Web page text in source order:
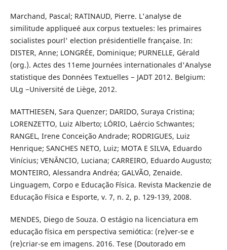
Marchand, Pascal; RATINAUD, Pierre. L'analyse de
similitude appliqueé aux corpus textueles: les primaires
socialistes pourl' election présidentielle française. In:
DISTER, Anne; LONGRÉE, Dominique; PURNELLE, Gérald
(org.). Actes des 11eme Journées internationales d'Analyse
statistique des Données Textuelles − JADT 2012. Belgium:
ULg −Université de Liège, 2012.
MATTHIESEN, Sara Quenzer; DARIDO, Suraya Cristina;
LORENZETTO, Luiz Alberto; LÓRIO, Laércio Schwantes;
RANGEL, Irene Conceição Andrade; RODRIGUES, Luiz
Henrique; SANCHES NETO, Luiz; MOTA E SILVA, Eduardo
Vinícius; VENÂNCIO, Luciana; CARREIRO, Eduardo Augusto;
MONTEIRO, Alessandra Andréa; GALVÃO, Zenaide.
Linguagem, Corpo e Educação Física. Revista Mackenzie de
Educação Física e Esporte, v. 7, n. 2, p. 129-139, 2008.
MENDES, Diego de Souza. O estágio na licenciatura em
educação física em perspectiva semiótica: (re)ver-se e
(re)criar-se em imagens. 2016. Tese (Doutorado em